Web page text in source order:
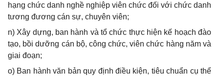
hạng chức danh nghề nghiệp viên chức đối với chức danh
tương đương cán sự, chuyên viên;
n) Xây dựng, ban hành và tổ chức thực hiện kế hoạch đào
tạo, bồi dưỡng cán bộ, công chức, viên chức hàng năm và
giai đoạn;
o) Ban hành văn bản quy định điều kiện, tiêu chuẩn cụ thể